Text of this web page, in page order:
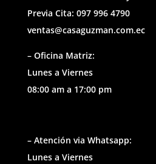
Previa Cita: 097 996 4790
ventas@casaguzman.com.ec
– Oficina Matriz:
Lunes a Viernes
08:00 am a 17:00 pm
– Atención via Whatsapp:
Lunes a Viernes